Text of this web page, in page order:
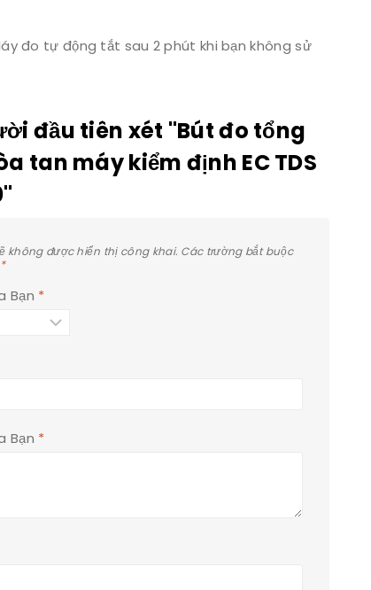
đo tự động tắt sau 2 phút khi bạn không sử
đầu tiên xét "Bút đo tổng
tan máy kiểm định EC TDS
không được hiển thị công khai. Các trường bắt buộc
*
Bạn *
Bạn *